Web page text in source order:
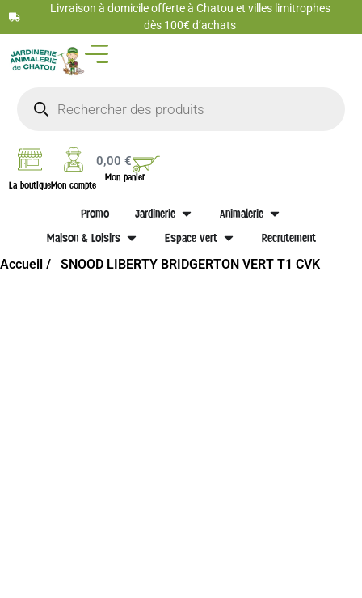
Livraison à domicile offerte à Chatou et villes limitrophes
dès 100€ d’achats
La boutiqueMon compte
0,00€
Mon panier
Promo Jardinerie
Animalerie
Maison & Loisirs
Espace vert Recrutement
Accueil / SNOOD LIBERTY BRIDGERTON VERT T1 CVK